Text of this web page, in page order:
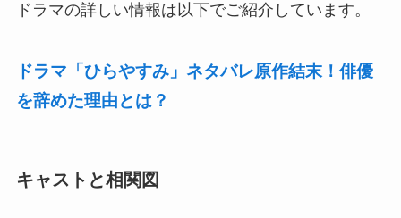
ドラマの詳しい情報は以下でご紹介しています。
ドラマ「ひらやすみ」ネタバレ原作結末！俳優
を辞めた理由とは？
キャストと相関図